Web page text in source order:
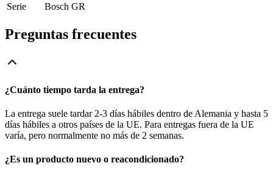
Serie
Bosch GR
Preguntas frecuentes
¿Cuánto tiempo tarda la entrega?
La entrega suele tardar 2-3 días hábiles dentro de Alemania y hasta 5
días hábiles a otros países de la UE. Para entregas fuera de la UE
varía, pero normalmente no más de 2 semanas.
¿Es un producto nuevo o reacondicionado?